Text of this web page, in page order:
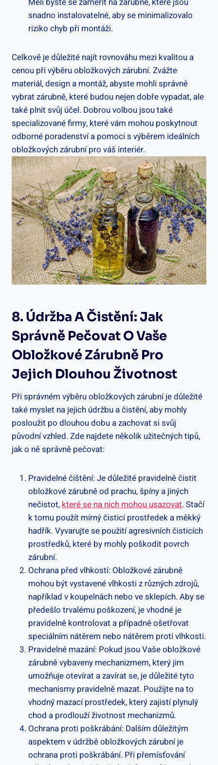
snadno instalovatelné, aby se minimalizovalo
riziko chyb při montáži.
Celkově je důležité najít rovnováhu mezi kvalitou a
cenou při výběru obložkových zárubní. Zvážte
materiál, design a montáž, abyste mohli správně
vybrat zárubně, které budou nejen dobře vypadat, ale
také plnit svůj účel. Dobrou volbou jsou také
specializované firmy, které vám mohou poskytnout
odborné poradenství a pomoci s výběrem ideálních
obložkových zárubní pro váš interiér.
8. Údržba A Čistění: Jak
Správně Pečovat O Vaše
Obložkové Zárubně Pro
Jejich Dlouhou Životnost
Při správném výběru obložkových zárubní je důležité
také myslet na jejich údržbu a čistění, aby mohly
posloužit po dlouhou dobu a zachovat si svůj
původní vzhled. Zde najdete několik užitečných tipů,
jak o ně správně pečovat:
Pravidelné čištění: Je důležité pravidelně čistit
obložkové zárubně od prachu, špíny a jiných
nečistot, které se na nich mohou usazovat. Stačí
k tomu použít mírný čisticí prostředek a měkký
hadřík. Vyvarujte se použití agresivních čisticích
prostředků, které by mohly poškodit povrch
zárubní.
Ochrana před vlhkostí: Obložkové zárubně
mohou být vystavené vlhkosti z různých zdrojů,
například v koupelnách nebo ve sklepích. Aby se
předešlo trvalému poškození, je vhodné je
pravidelně kontrolovat a případně ošetřovat
speciálním nátěrem nebo nátěrem proti vlhkosti.
Pravidelné mazání: Pokud jsou Vaše obložkové
zárubně vybaveny mechanizmem, který jim
umožňuje otevírat a zavírat se, je důležité tyto
mechanismy pravidelně mazat. Použijte na to
vhodný mazací prostředek, který zajistí plynulý
chod a prodlouží životnost mechanizmů.
Ochrana proti poškrábání: Dalším důležitým
aspektem v údržbě obložkových zárubní je
ochrana proti poškrábání. Při přemísťování